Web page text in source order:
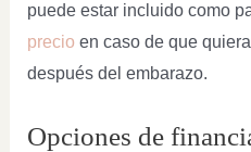
puede estar incluido como
precio en caso de que
después del embarazo.
Opciones de